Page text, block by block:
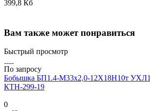
399,8 Кб
Вам также может понравиться
Быстрый просмотр
По запросу
Бобышка БП1.4-М33х2,0-12Х18Н10т
КТН-299-19
0